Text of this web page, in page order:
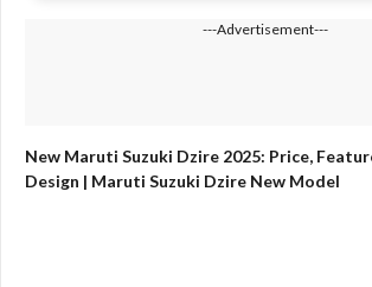
---Advertisement---
New Maruti Suzuki Dzire 2025: Price,
Design | Maruti Suzuki Dzire New Model